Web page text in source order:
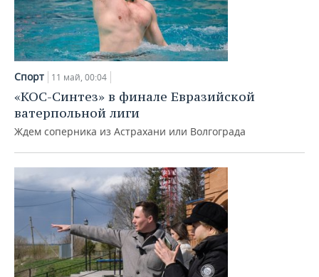
Спорт 11 май, 00:04
«КОС-Синтез» в финале Евразийской
ватерпольной лиги
Ждем соперника из Астрахани или Волгограда